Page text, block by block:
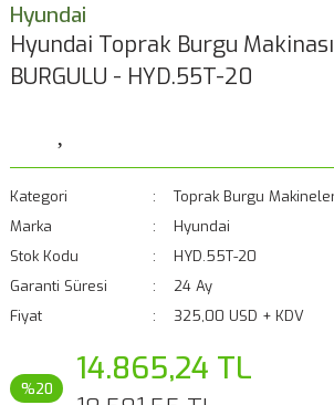
Hyundai
Hyundai Toprak Burgu
BURGULU - HYD.55T-20
Kategori
Toprak Burgu
Marka
Hyundai
Stok Kodu
HYD.55T-20
Garanti Süresi
24 Ay
Fiyat
325,00 USD + KDV
%20 14.865,24 TL